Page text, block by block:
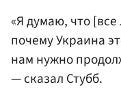
«Я думаю, что
почему Украина
нам нужно
— сказал Стубб.